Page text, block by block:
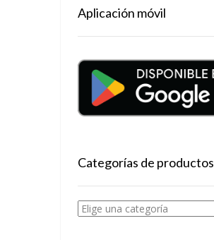
Aplicación móvil
Categorías de productos